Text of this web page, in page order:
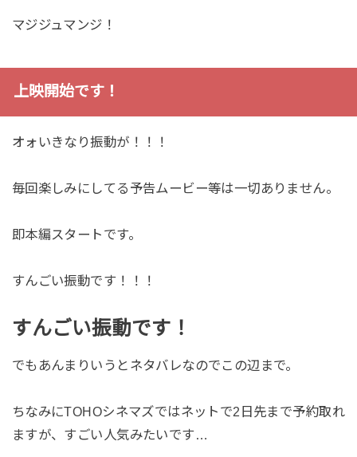
マジジュマンジ！
上映開始です！
オォいきなり振動が！！！
毎回楽しみにしてる予告ムービー等は一切ありません。
即本編スタートです。
すんごい振動です！！！
すんごい振動です！
でもあんまりいうとネタバレなのでこの辺まで。
ちなみにTOHOシネマズではネットで2日先まで予約取れ
ますが、すごい人気みたいです…